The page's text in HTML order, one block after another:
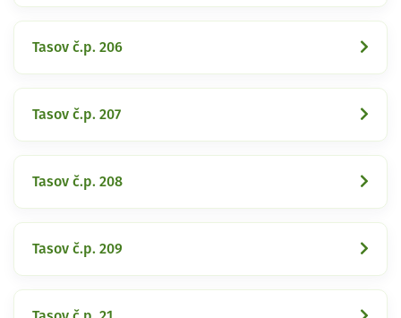
Tasov č.p. 206
Tasov č.p. 207
Tasov č.p. 208
Tasov č.p. 209